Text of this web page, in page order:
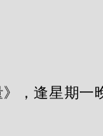
，逢星期一